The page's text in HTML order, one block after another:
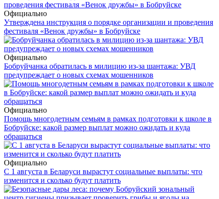
Официально
Утверждена инструкция о порядке организации и проведения
фестиваля «Венок дружбы» в Бобруйске
Официально
Бобруйчанка обратилась в милицию из-за шантажа: УВД
предупреждает о новых схемах мошенников
Официально
Помощь многодетным семьям в рамках подготовки к школе в
Бобруйске: какой размер выплат можно ожидать и куда
обращаться
Официально
С 1 августа в Беларуси вырастут социальные выплаты: что
изменится и сколько будут платить